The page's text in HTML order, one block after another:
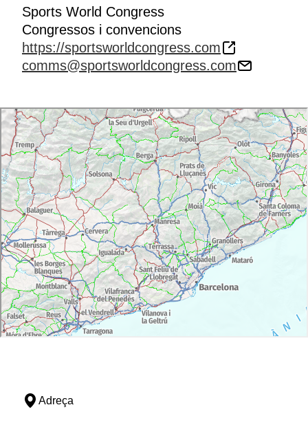
Sports World Congress
Congressos i convencions
https://sportsworldcongress.com
comms@sportsworldcongress.com
Adreça